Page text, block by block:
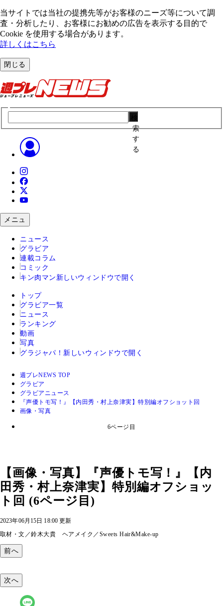
当サイトでは当社の提携先等がお客様のニーズ等について調
査・分析したり、お客様にお勧めの広告を表⽰する⽬的で
Cookie を使⽤する場合があります。
詳しくはこちら
閉じる
索
す
る
メニュ
ニュース
グラビア
連載コラム
コミック
キン肉マン 新しいウィンドウで開く
トップ
グラビア一覧
ニュース
ランキング
動画
写真
グラジャパ！ 新しいウィンドウで開く
週プレNEWS TOP
グラビア
グラビアニュース
『声優トモ写！』【内田秀・村上奈津実】特別編オフショット回
画像・写真
6ページ目
【画像・写真】『声優トモ写！』【内
田秀・村上奈津実】特別編オフショッ
ト回 (6ページ目)
2023年06月15日 18:00 更新
取材・文／鈴木大貴 ヘアメイク／Sweets Hair&Make-up
前へ
次へ